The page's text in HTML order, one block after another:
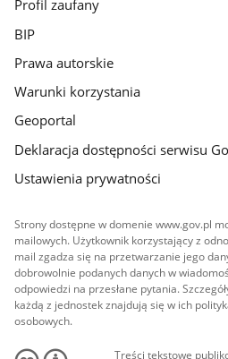
Profil zaufany
BIP
Prawa autorskie
Warunki korzystania
Geoportal
Deklaracja dostępności serwisu
Ustawienia prywatności
Strony dostępne w domenie www.gov.pl
mailowych. Użytkownik korzystający z
mail zgadza się na przetwarzanie jego
dobrowolnie podanych danych w
odpowiedzi na przesłane pytania.
każdą z jednostek znajdują się w ich
osobowych.
Treści tekstowe